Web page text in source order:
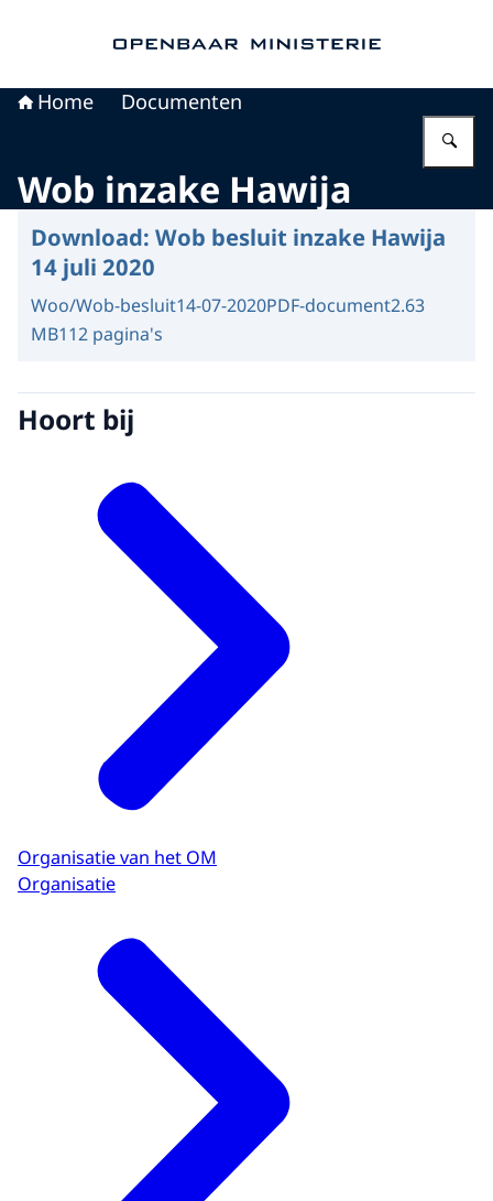
Home Documenten
Wob inzake Hawija
Download: Wob besluit inzake Hawija
14 juli 2020
Woo/Wob-besluit14-07-2020PDF-document2.63
MB112 pagina's
Hoort bij
Organisatie van het OM
Organisatie